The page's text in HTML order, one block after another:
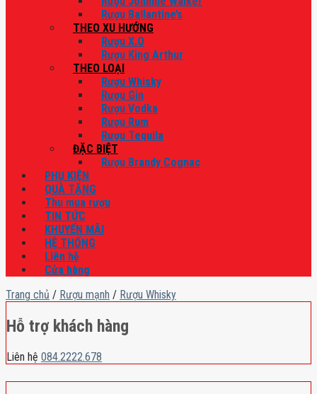
Rượu Ballantine’s
THEO XU HƯỚNG
Rượu X.O
Rượu King Arthur
THEO LOẠI
Rượu Whisky
Rượu Gin
Rượu Vodka
Rượu Rum
Rượu Tequila
ĐẶC BIỆT
Rượu Brandy Cognac
PHỤ KIỆN
QUÀ TẶNG
Thu mua rượu
TIN TỨC
KHUYẾN MÃI
HỆ THỐNG
Liên hệ
Cửa hàng
Trang chủ / Rượu mạnh / Rượu Whisky
Hỗ trợ khách hàng
Liên hệ 084.2222.678